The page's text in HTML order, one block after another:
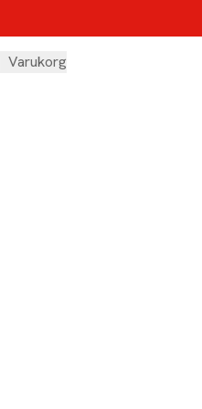
Varukorg